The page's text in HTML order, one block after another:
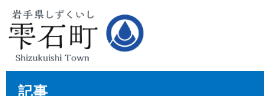
記事